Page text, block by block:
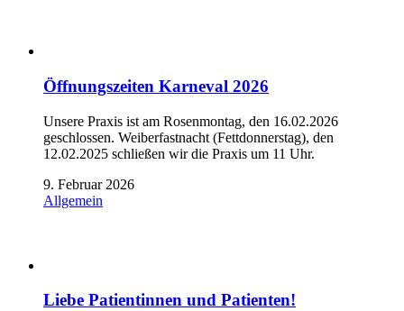
Öffnungszeiten Karneval 2026
Unsere Praxis ist am Rosenmontag, den 16.02.2026
geschlossen. Weiberfastnacht (Fettdonnerstag), den
12.02.2025 schließen wir die Praxis um 11 Uhr.
9. Februar 2026
Allgemein
Liebe Patientinnen und Patienten!